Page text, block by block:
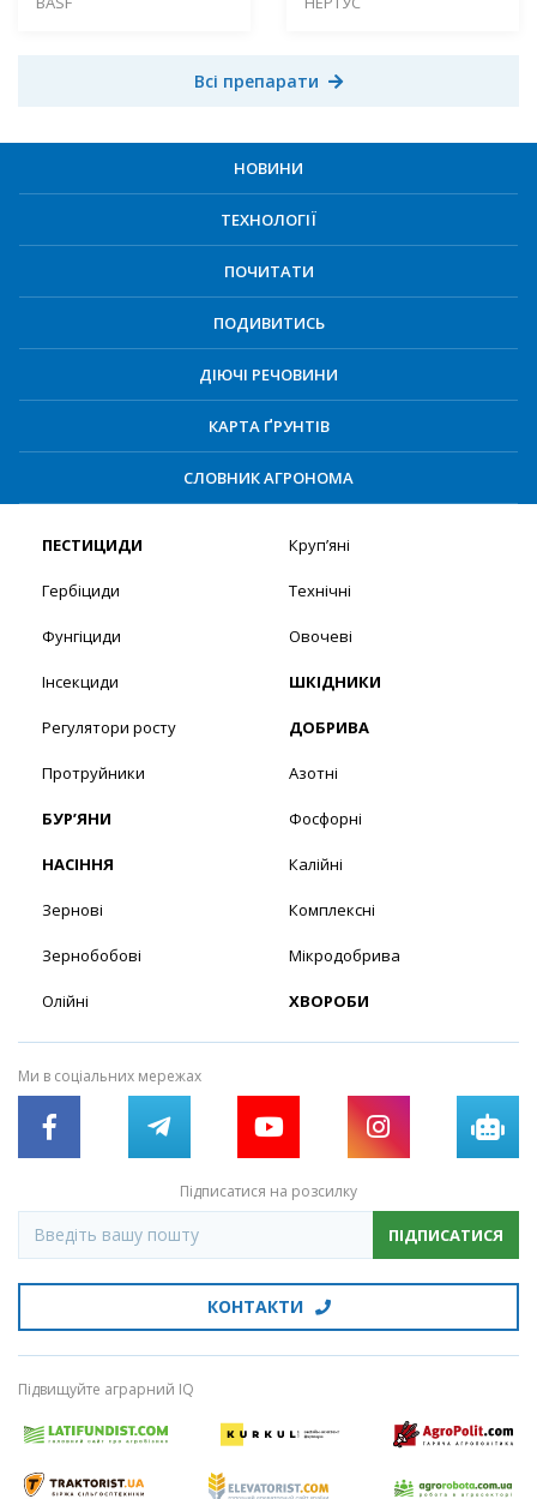
Всі препарати
НОВИНИ
ТЕХНОЛОГІЇ
ПОЧИТАТИ
ПОДИВИТИСЬ
ДІЮЧІ РЕЧОВИНИ
КАРТА ҐРУНТІВ
СЛОВНИК АГРОНОМА
ПЕСТИЦИДИ
Гербіциди
Фунгіциди
Інсекциди
Регулятори росту
Протруйники
БУР’ЯНИ
НАСІННЯ
Зернові
Зернобобові
Олійні
Круп’яні
Технічні
Овочеві
ШКІДНИКИ
ДОБРИВА
Азотні
Фосфорні
Калійні
Комплексні
Мікродобрива
ХВОРОБИ
Ми в соціальних мережах
Підписатися на розсилку
ПІДПИСАТИСЯ
КОНТАКТИ
Підвищуйте аграрний IQ